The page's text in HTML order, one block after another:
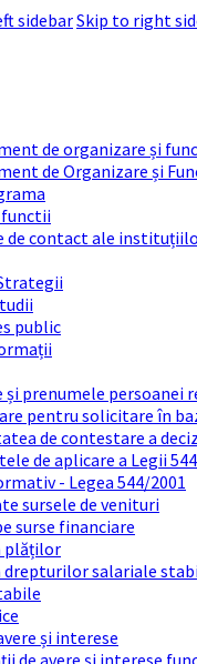
sidebarSkip to right
de organizare și
de Organizare și
functii
de contact ale
public
și prenumele persoanei
pentru solicitare în
de contestare a
de aplicare a Legii
- Legea 544/2001
sursele de venituri
surse financiare
plăților
drepturilor salariale
și interese
de avere și interese